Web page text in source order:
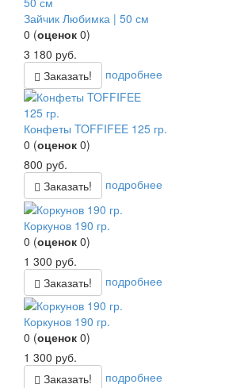
Зайчик Любимка | 50 см
0 (оценок 0)
3 180 руб.
Заказать!
подробнее
Конфеты TOFFIFEE 125 гр.
0 (оценок 0)
800 руб.
Заказать!
подробнее
Коркунов 190 гр.
0 (оценок 0)
1 300 руб.
Заказать!
подробнее
Коркунов 190 гр.
0 (оценок 0)
1 300 руб.
Заказать!
подробнее